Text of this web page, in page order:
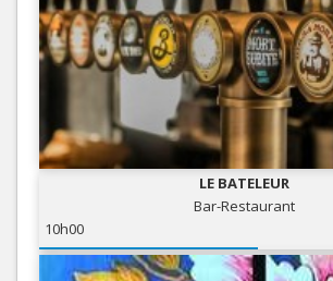
LE BATELEUR
Bar-Restaurant
10h00